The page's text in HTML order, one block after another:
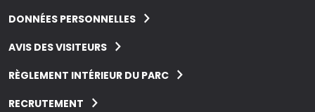
DONNÉES PERSONNELLES
AVIS DES VISITEURS
RÈGLEMENT INTÉRIEUR DU PARC
RECRUTEMENT